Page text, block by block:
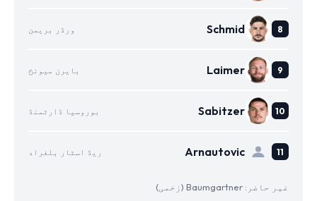
Schmid ورڈر بریمن
Laimer بایرن میونخ
Sabitzer بوروسیا ڈارٹمنڈ
Arnautovic ریڈ اسٹار بلغراد
غیر حاضر: Baumgartner (زخمی)